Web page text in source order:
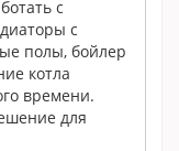
с
с
полы, бойлер
котла
времени.
для